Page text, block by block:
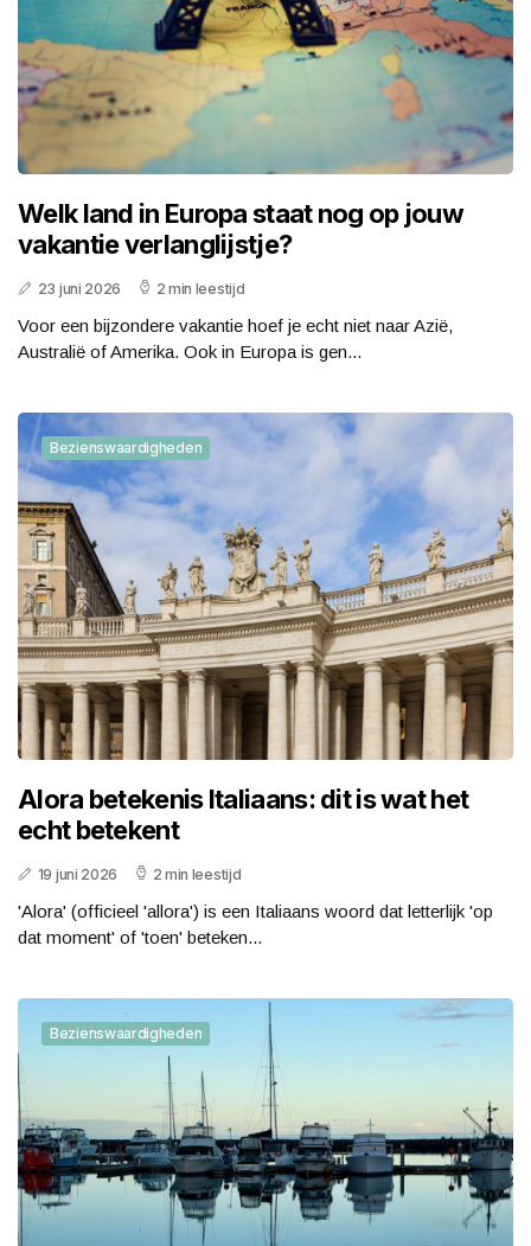
Welk land in Europa staat nog op jouw
vakantie verlanglijstje?
23 juni 2026 2 min leestijd
Voor een bijzondere vakantie hoef je echt niet naar Azië,
Australië of Amerika. Ook in Europa is gen...
Bezienswaardigheden
Alora betekenis Italiaans: dit is wat het
echt betekent
19 juni 2026 2 min leestijd
'Alora' (officieel 'allora') is een Italiaans woord dat letterlijk 'op
dat moment' of 'toen' beteken...
Bezienswaardigheden